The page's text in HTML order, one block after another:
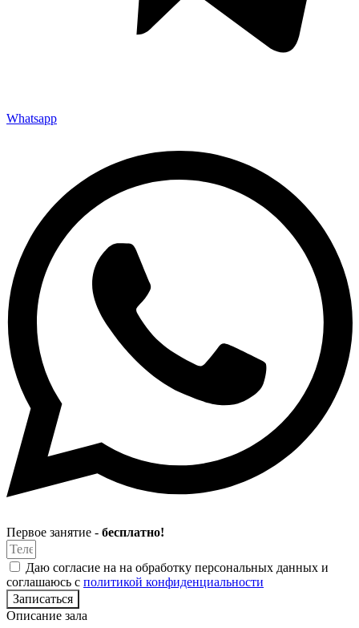
Whatsapp
Первое занятие - бесплатно!
Даю согласие на на обработку персональных данных и
соглашаюсь с политикой конфиденциальности
Записаться
Описание зала